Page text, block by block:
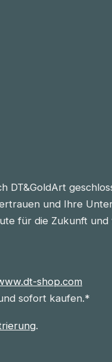
DT&GoldArt
und Ihre
für die Zukunft und
shop.com
sofort kaufen.*
.